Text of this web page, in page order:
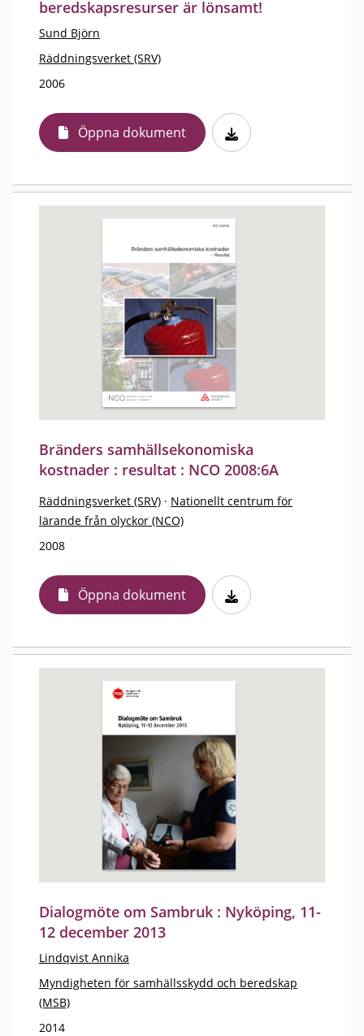
beredskapsresurser är lönsamt!
Sund Björn
Räddningsverket (SRV)
2006
Öppna dokument
Bränders samhällsekonomiska
kostnader : resultat : NCO 2008:6A
Räddningsverket (SRV) · Nationellt centrum för
lärande från olyckor (NCO)
2008
Öppna dokument
Dialogmöte om Sambruk : Nyköping, 11-
12 december 2013
Lindqvist Annika
Myndigheten för samhällsskydd och beredskap
(MSB)
2014